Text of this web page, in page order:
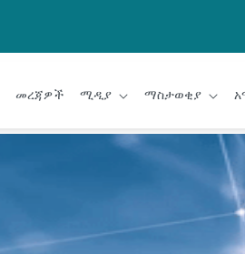
መረጃዎች ሚዲያ ማስታወቂያ